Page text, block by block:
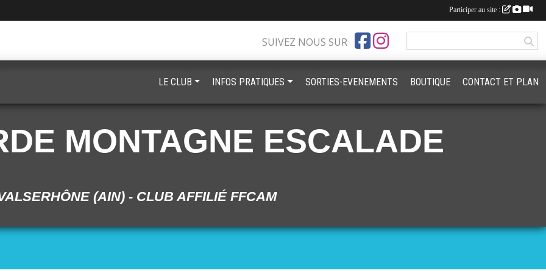
MONTAGNE ESCALADE
(AIN) - CLUB AFFILIÉ FFCAM
SUIVEZ NOUS SUR
LE CLUB INFOS PRATIQUES SORTIES-EVENEMENTS BOUTIQUE CONTACT ET PLAN
Participer au site :